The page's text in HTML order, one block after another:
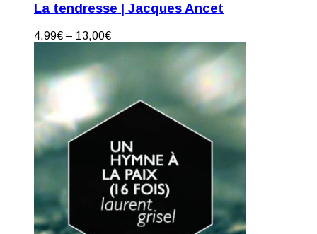
La tendresse | Jacques Ancet
4,99€ – 13,00€